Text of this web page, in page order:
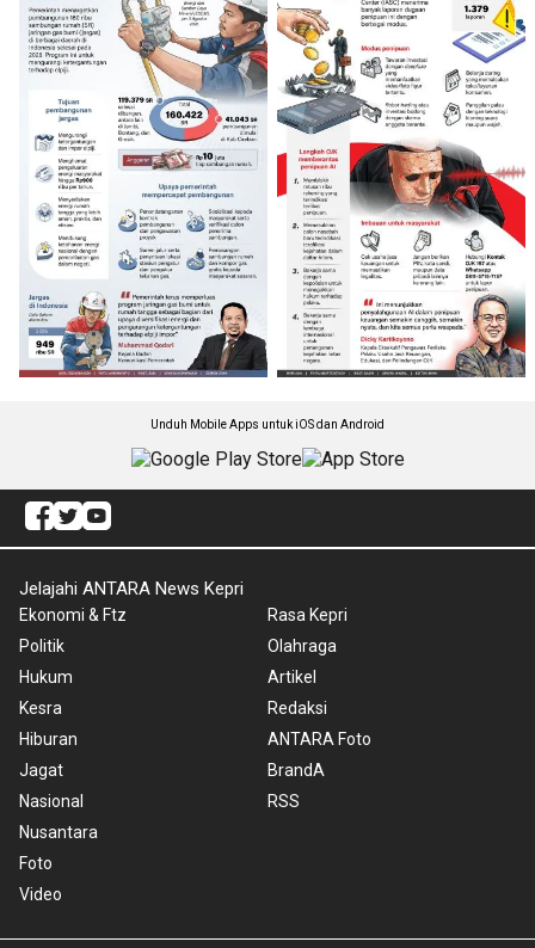
Unduh Mobile Apps untuk iOS dan Android
Jelajahi ANTARA News Kepri
Ekonomi & Ftz
Politik
Hukum
Kesra
Hiburan
Jagat
Nasional
Nusantara
Foto
Video
Rasa Kepri
Olahraga
Artikel
Redaksi
ANTARA Foto
BrandA
RSS